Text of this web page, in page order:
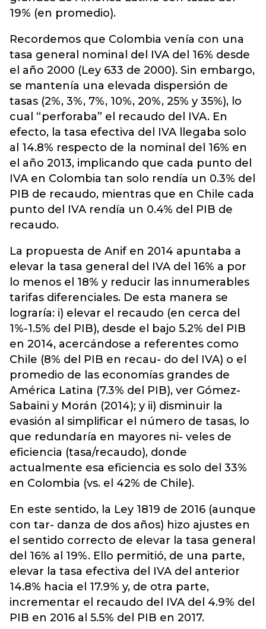
19% (en promedio).
Recordemos que Colombia venía con una
tasa general nominal del IVA del 16% desde
el año 2000 (Ley 633 de 2000). Sin embargo,
se mantenía una elevada dispersión de
tasas (2%, 3%, 7%, 10%, 20%, 25% y 35%), lo
cual “perforaba” el recaudo del IVA. En
efecto, la tasa efectiva del IVA llegaba solo
al 14.8% respecto de la nominal del 16% en
el año 2013, implicando que cada punto del
IVA en Colombia tan solo rendía un 0.3% del
PIB de recaudo, mientras que en Chile cada
punto del IVA rendía un 0.4% del PIB de
recaudo.
La propuesta de Anif en 2014 apuntaba a
elevar la tasa general del IVA del 16% a por
lo menos el 18% y reducir las innumerables
tarifas diferenciales. De esta manera se
lograría: i) elevar el recaudo (en cerca del
1%-1.5% del PIB), desde el bajo 5.2% del PIB
en 2014, acercándose a referentes como
Chile (8% del PIB en recau- do del IVA) o el
promedio de las economías grandes de
América Latina (7.3% del PIB), ver Gómez-
Sabaini y Morán (2014); y ii) disminuir la
evasión al simplificar el número de tasas, lo
que redundaría en mayores ni- veles de
eficiencia (tasa/recaudo), donde
actualmente esa eficiencia es solo del 33%
en Colombia (vs. el 42% de Chile).
En este sentido, la Ley 1819 de 2016 (aunque
con tar- danza de dos años) hizo ajustes en
el sentido correcto de elevar la tasa general
del 16% al 19%. Ello permitió, de una parte,
elevar la tasa efectiva del IVA del anterior
14.8% hacia el 17.9% y, de otra parte,
incrementar el recaudo del IVA del 4.9% del
PIB en 2016 al 5.5% del PIB en 2017.